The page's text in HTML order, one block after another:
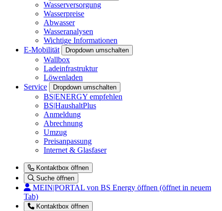
Wasserversorgung
Wasserpreise
Abwasser
Wasseranalysen
Wichtige Informationen
E-Mobilität
Dropdown umschalten
Wallbox
Ladeinfrastruktur
Löwenladen
Service
Dropdown umschalten
BS|ENERGY empfehlen
BS|HaushaltPlus
Anmeldung
Abrechnung
Umzug
Preisanpassung
Internet & Glasfaser
Kontaktbox öffnen
Suche öffnen
MEIN|PORTAL von BS Energy öffnen (öffnet in neuem
Tab)
Kontaktbox öffnen